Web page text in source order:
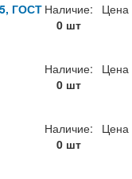
ГОСТ Наличие:
0 шт
Цена
Наличие:
0 шт
Цена
Наличие:
0 шт
Цена